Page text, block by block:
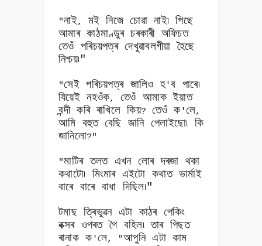
"নাই, মই নিজে চোৱা নাই৷ পিছে
আমাৰ কাঠমাণ্ডুৰ চৰকাৰী অফিচত
তেওঁ পৰিচয়পত্ৰ দেখুৱাবলগীয়া হৈছে
নিশ্চয়৷"
"সেই পৰিচয়পত্ৰ জালিও হ'ব পাৰে৷
যিয়েই নহওঁক,তেওঁ আমাক ইয়াত
বন্দী কৰি ৰাখিলে কিয়? তেওঁ ক 'লে,
আমি বহুত বেছি জানি পেলাইছো৷ কি
জানিলো?"
"মাটিৰ তলত এখন লোৰ দৰজা থকা
কথাটো৷ মিংমাৰ এইটো কথাত ভাৰ্মাই
বাৰে বাৰে বাধা দিছিল৷"
টমাছ ত্ৰিভুৱন এটা কাঠৰ পেকিং
বক্সৰ ওপৰত গৈ বহিল৷ তাৰ পিছত
ৰানাক ক 'লে, "আপুনি এটা কাম